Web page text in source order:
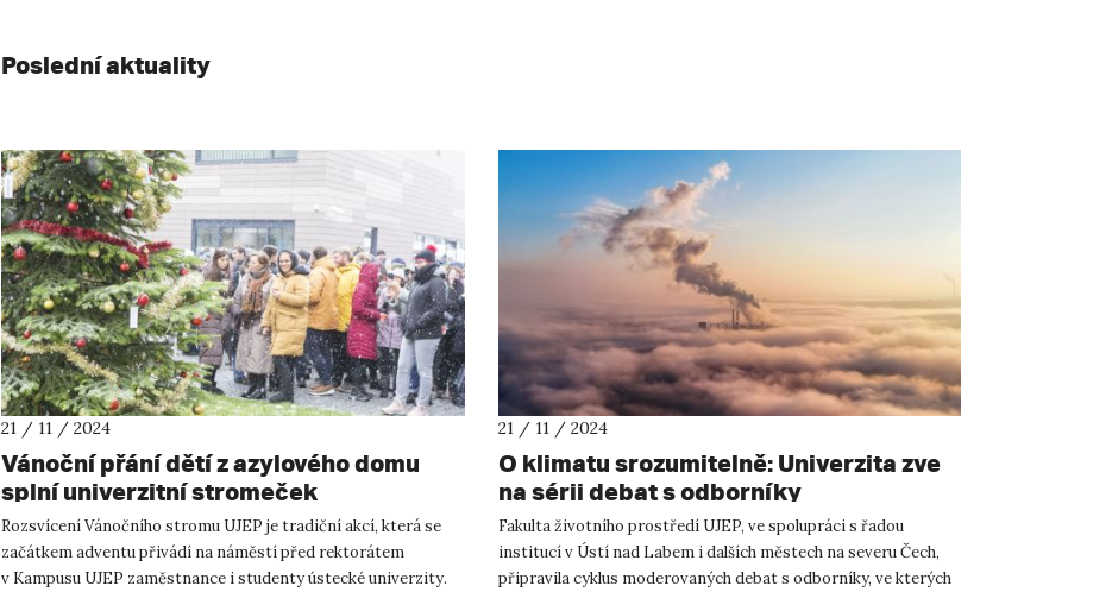
Poslední aktuality
21 / 11 / 2024
Vánoční přání dětí z azylového domu
splní univerzitní stromeček
Rozsvícení Vánočního stromu UJEP je tradiční akcí, která se
začátkem adventu přivádí na náměstí před rektorátem
v Kampusu UJEP zaměstnance i studenty ústecké univerzity.
21 / 11 / 2024
O klimatu srozumitelně: Univerzita zve
na sérii debat s odborníky
Fakulta životního prostředí UJEP, ve spolupráci s řadou
institucí v Ústí nad Labem i dalších městech na severu Čech,
připravila cyklus moderovaných debat s odborníky, ve kterých